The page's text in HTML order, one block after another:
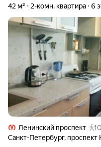
42 м² 2-комн. квартира 6
Ленинский проспект
Санкт-Петербург, проспект